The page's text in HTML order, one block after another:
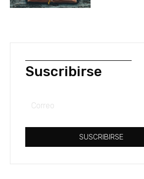
Suscribirse
Correo
SUSCRIBIRSE